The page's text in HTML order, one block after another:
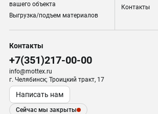
вашего объекта
Выгрузка/подъем материалов
Контакты
Контакты
+7(351)217-00-00
info@mottex.ru
г. Челябинск; Троицкий тракт, 17
Написать нам
Сейчас мы закрыты